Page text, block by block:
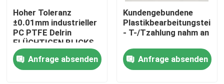
Hoher Toleranz
±0.01mm industrieller
PC PTFE Delrin
FLÜCHTIGEN BLICKS
Anfrage absenden
Kundengebundene
Plastikbearbeitungsteile
- T-/Tzahlung nahm an
Anfrage absenden